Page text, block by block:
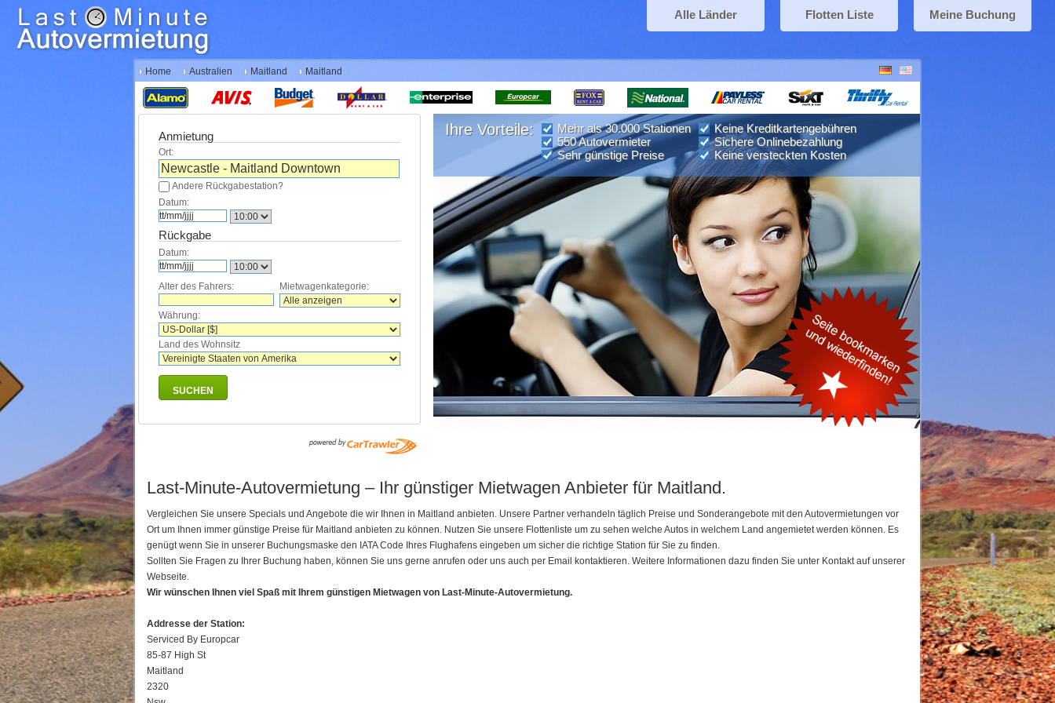
Alle Länder Flotten Liste Meine Buchung
Home Australien Maitland Maitland
Anmietung
Ort:
Andere Rückgabestation?
Datum:
Rückgabe
Datum:
Alter des Fahrers: Mietwagenkategorie:
Währung:
Land des Wohnsitz
SUCHEN
Ihre Vorteile:
Mehr als 30.000 Stationen
550 Autovermieter
Sehr günstige Preise
Keine Kreditkartengebühren
Sichere Onlinebezahlung
Keine versteckten Kosten
Last-Minute-Autovermietung – Ihr günstiger Mietwagen Anbieter für Maitland.
Vergleichen Sie unsere Specials und Angebote die wir Ihnen in Maitland anbieten. Unsere Partner verhandeln täglich Preise und Sonderangebote mit den Autovermietungen vor
Ort um Ihnen immer günstige Preise für Maitland anbieten zu können. Nutzen Sie unsere Flottenliste um zu sehen welche Autos in welchem Land angemietet werden können. Es
genügt wenn Sie in unserer Buchungsmaske den IATA Code Ihres Flughafens eingeben um sicher die richtige Station für Sie zu finden.
Sollten Sie Fragen zu Ihrer Buchung haben, können Sie uns gerne anrufen oder uns auch per Email kontaktieren. Weitere Informationen dazu finden Sie unter Kontakt auf unserer
Webseite.
Wir wünschen Ihnen viel Spaß mit Ihrem günstigen Mietwagen von Last-Minute-Autovermietung.
Addresse der Station:
Serviced By Europcar
85-87 High St
Maitland
2320